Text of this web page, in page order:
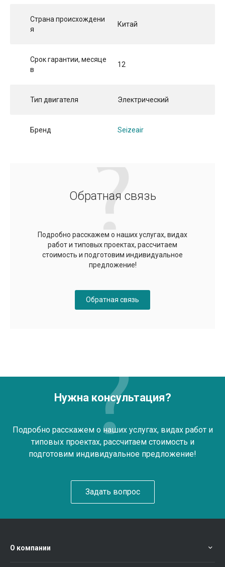
Страна происхождени
я
Китай
Срок гарантии, месяце
в
12
Тип двигателя Электрический
Бренд Seizeair
Обратная связь
Подробно расскажем о наших услугах, видах
работ и типовых проектах, рассчитаем
стоимость и подготовим индивидуальное
предложение!
Обратная связь
Нужна консультация?
Подробно расскажем о наших услугах, видах работ и
типовых проектах, рассчитаем стоимость и
подготовим индивидуальное предложение!
Задать вопрос
О компании